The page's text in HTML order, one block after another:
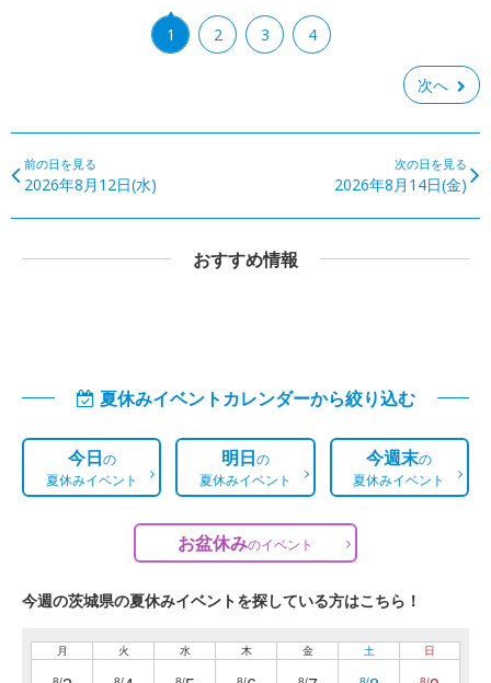
1 2 3 4
次へ
前の日を見る
2026年8月12日(水)
次の日を見る
2026年8月14日(金)
おすすめ情報
夏休みイベントカレンダーから絞り込む
今日の
夏休みイベント
明日の
夏休みイベント
今週末の
夏休みイベント
お盆休みのイベント
今週の茨城県の夏休みイベントを探している方はこちら！
月 火 水 木 金 土 日